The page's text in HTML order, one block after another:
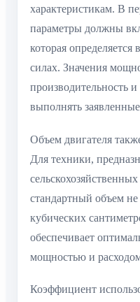
характеристикам. В
параметры должны
которая
силах. Значения
производительность и
выполнять
Объем двигателя
Для техники,
стандартный объем
кубических
обеспечивает
мощностью и
Коэффициент